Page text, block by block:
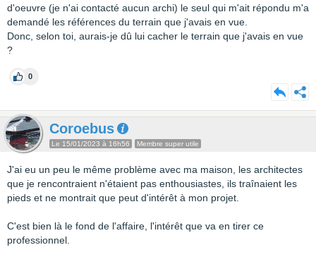
d'oeuvre (je n'ai contacté aucun archi) le seul qui m'ait répondu m'a
demandé les références du terrain que j'avais en vue.
Donc, selon toi, aurais-je dû lui cacher le terrain que j'avais en vue
?
0
Coroebus
Le 15/01/2023 à 16h56 Membre super utile
J'ai eu un peu le même problème avec ma maison, les architectes
que je rencontraient n'étaient pas enthousiastes, ils traînaient les
pieds et ne montrait que peut d'intérêt à mon projet.
C'est bien là le fond de l'affaire, l'intérêt que va en tirer ce
professionnel.